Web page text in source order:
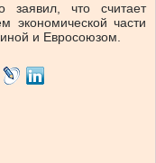
что считает
экономической части
и Евросоюзом.